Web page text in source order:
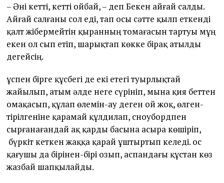
– Әні кетті, кетті ойбай, – деп Бекен айғай салды.
Айғай салғаны сол еді, тап осы сәтте қылп еткенді
қалт жібермейтін қыранның томағасын тартуы мұң
екен ол сып етіп, шарықтап көкке бірақ атылды
дегейсің.
Құспен бірге құсбегі де екі етегі туырлықтай
жайылып, атым әлде неге сүрініп, мына қия беттен
омақасып, құлап өлемін-ау деген ой жоқ, өлген-
тірілгеніне қарамай құлдилап, сноубордпен
сырғанағандай ақ қарды басына асыра көшіріп,
бүркіт кеткен жаққа қарай ұштыртып келеді. Қос
қағушы да бірінен-бірі озып, аспандағы құстан көз
жазбай шапқылайды.